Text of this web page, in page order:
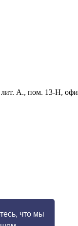
что мы
А., пом. 13-Н,